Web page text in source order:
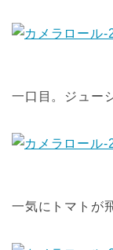
一口目。ジュー
一気にトマトが